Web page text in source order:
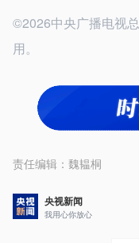
©2026中央广播电视
用。
责任编辑： 魏韫桐
央视新闻
我用心你放心